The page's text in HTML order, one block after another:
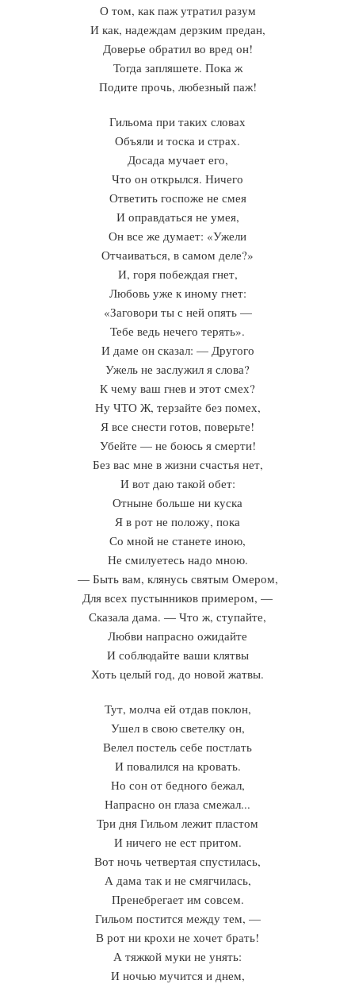
О том, как паж утратил разум
И как, надеждам дерзким предан,
Доверье обратил во вред он!
Тогда запляшете. Пока ж
Подите прочь, любезный паж!
Гильома при таких словах
Объяли и тоска и страх.
Досада мучает его,
Что он открылся. Ничего
Ответить госпоже не смея
И оправдаться не умея,
Он все же думает: «Ужели
Отчаиваться, в самом деле?»
И, горя побеждая гнет,
Любовь уже к иному гнет:
«Заговори ты с ней опять —
Тебе ведь нечего терять».
И даме он сказал: — Другого
Ужель не заслужил я слова?
К чему ваш гнев и этот смех?
Ну ЧТО Ж, терзайте без помех,
Я все снести готов, поверьте!
Убейте — не боюсь я смерти!
Без вас мне в жизни счастья нет,
И вот даю такой обет:
Отныне больше ни куска
Я в рот не положу, пока
Со мной не станете иною,
Не смилуетесь надо мною.
— Быть вам, клянусь святым Омером,
Для всех пустынников примером, —
Сказала дама. — Что ж, ступайте,
Любви напрасно ожидайте
И соблюдайте ваши клятвы
Хоть целый год, до новой жатвы.
Тут, молча ей отдав поклон,
Ушел в свою светелку он,
Велел постель себе постлать
И повалился на кровать.
Но сон от бедного бежал,
Напрасно он глаза смежал...
Три дня Гильом лежит пластом
И ничего не ест притом.
Вот ночь четвертая спустилась,
А дама так и не смягчилась,
Пренебрегает им совсем.
Гильом постится между тем, —
В рот ни крохи не хочет брать!
А тяжкой муки не унять:
И ночью мучится и днем,